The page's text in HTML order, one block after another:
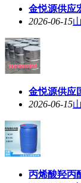
金悦源供应
2026-06-15
金悦源供应
2026-06-15
丙烯酸羟丙